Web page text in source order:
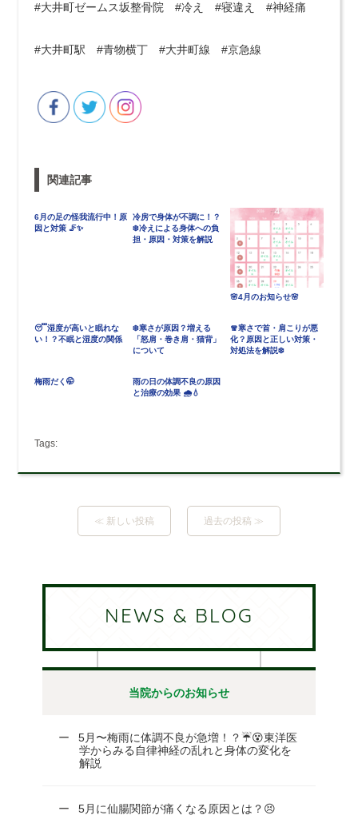
#大井町ゼームス坂整骨院 #冷え #寝違え #神経痛
#大井町駅 #青物横丁 #大井町線 #京急線
関連記事
6月の足の怪我流行中！原
因と対策 🦵✨
冷房で身体が不調に！？
❄️冷えによる身体への負
担・原因・対策を解説
🌸4月のお知らせ🌸
😴湿度が高いと眠れな
い！？不眠と湿度の関係
❄️寒さが原因？増える
「怒肩・巻き肩・猫背」
について
🧣寒さで首・肩こりが悪
化？原因と正しい対策・
対処法を解説❄️
梅雨だく🤭
雨の日の体調不良の原因
と治療の効果 🌧️💧
Tags:
≪ 新しい投稿 過去の投稿 ≫
NEWS & BLOG
当院からのお知らせ
5月〜梅雨に体調不良が急増！？☔😵東洋医
学からみる自律神経の乱れと身体の変化を
解説
5月に仙腸関節が痛くなる原因とは？😣